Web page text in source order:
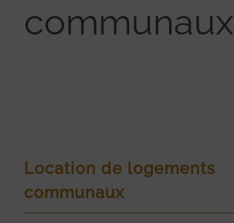
communaux
Location de logements
communaux